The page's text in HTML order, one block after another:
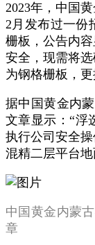
2023年，中国
2月发布过一份
栅板，公告内
安全，现需将
为钢格栅板，更
据中国黄金内
文章显示：“浮
执行公司安全
混精二层平台
中国黄金内蒙
章